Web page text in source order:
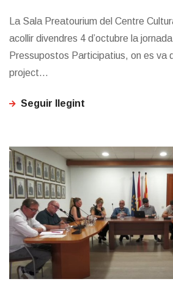
La Sala Preatourium del Centre
acollir divendres 4 d’octubre la
Pressupostos Participatius, on es va
project...
Seguir llegint